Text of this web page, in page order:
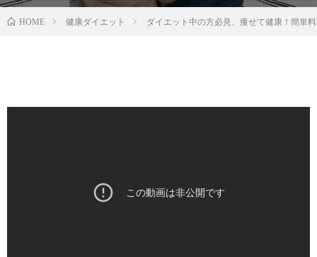
HOME 健康ダイエット ダイエット中の方必見、痩せて健康！簡単